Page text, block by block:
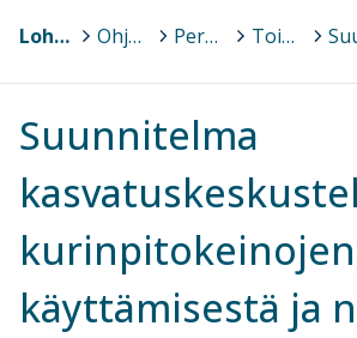
Lohja, Lojo Ohjaavat asiakirjat, lomakkeet (varhaiskasvatus ja perusopetus) > Perusopetus > Toimintaa ohjaavat suunnitelmat ja asiakirjat >
Suunnitelma
kurinpitokeinojen
käyttämisestä ja